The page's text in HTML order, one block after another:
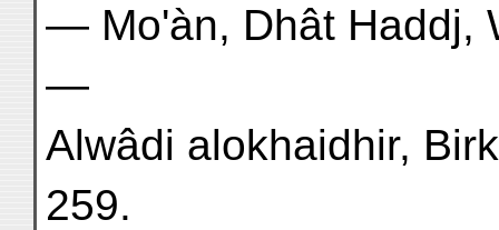
— Mo'àn, Dhât Haddj,
—
Alwâdi alokhaidhir,
259.